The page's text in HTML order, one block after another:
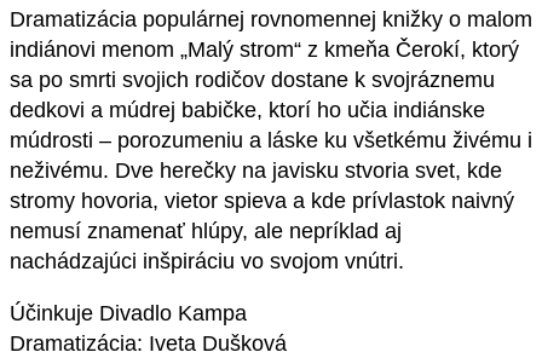
Dramatizácia populárnej rovnomennej knižky o malom
indiánovi menom „Malý strom“ z kmeňa Čerokí, ktorý
sa po smrti svojich rodičov dostane k svojráznemu
dedkovi a múdrej babičke, ktorí ho učia indiánske
múdrosti – porozumeniu a láske ku všetkému živému i
neživému. Dve herečky na javisku stvoria svet, kde
stromy hovoria, vietor spieva a kde prívlastok naivný
nemusí znamenať hlúpy, ale nepríklad aj
nachádzajúci inšpiráciu vo svojom vnútri.
Účinkuje Divadlo Kampa
Dramatizácia: Iveta Dušková